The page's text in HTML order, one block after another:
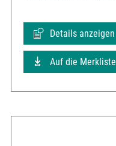
Details anzeigen
Auf die Merkliste